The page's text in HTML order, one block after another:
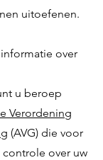
uitoefenen.
over
u beroep
Verordening
(AVG) die voor
controle over uw